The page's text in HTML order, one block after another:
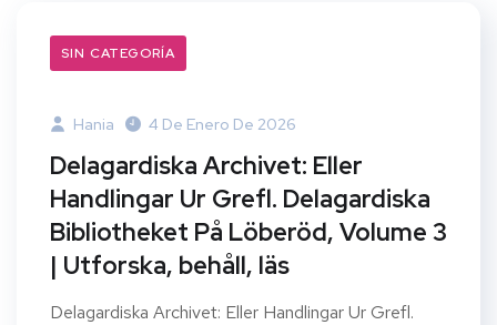
SIN CATEGORÍA
Hania 4 De Enero De 2026
Delagardiska Archivet: Eller
Handlingar Ur Grefl. Delagardiska
Bibliotheket På Löberöd, Volume 3
| Utforska, behåll, läs
Delagardiska Archivet: Eller Handlingar Ur Grefl.